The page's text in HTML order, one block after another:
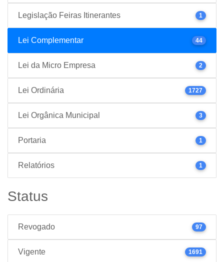
Legislação Feiras Itinerantes 1
Lei Complementar 44
Lei da Micro Empresa 2
Lei Ordinária 1727
Lei Orgânica Municipal 3
Portaria 1
Relatórios 1
Status
Revogado 97
Vigente 1691